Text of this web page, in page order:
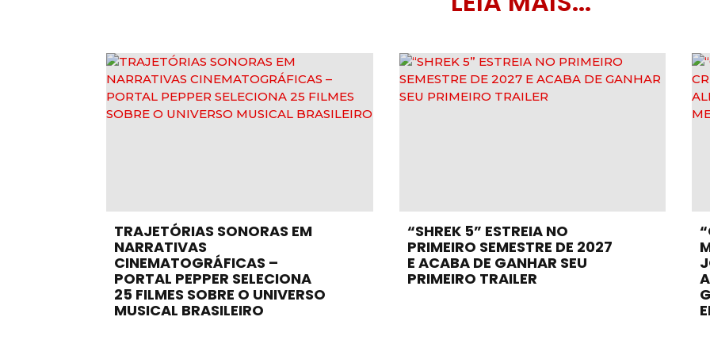
TRAJETÓRIAS SONORAS EM
NARRATIVAS
CINEMATOGRÁFICAS –
PORTAL PEPPER SELECIONA
25 FILMES SOBRE O UNIVERSO
MUSICAL BRASILEIRO
“SHREK 5” ESTREIA NO
PRIMEIRO SEMESTRE DE 2027
E ACABA DE GANHAR SEU
PRIMEIRO TRAILER